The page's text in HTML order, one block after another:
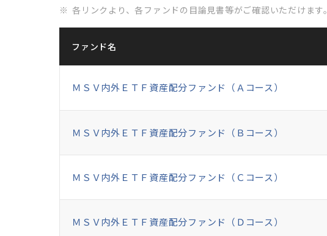
各リンクより、各ファンドの目論見書等がご確認いただけます。
ファンド名
ＭＳＶ内外ＥＴＦ資産配分ファンド（Ａコース）
ＭＳＶ内外ＥＴＦ資産配分ファンド（Ｂコース）
ＭＳＶ内外ＥＴＦ資産配分ファンド（Ｃコース）
ＭＳＶ内外ＥＴＦ資産配分ファンド（Ｄコース）